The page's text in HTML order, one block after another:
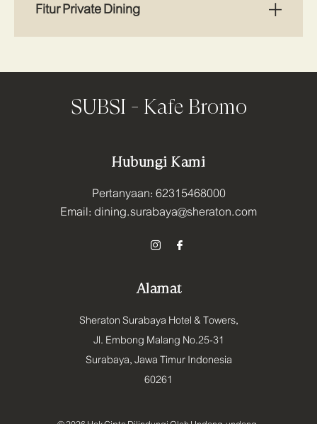
Fitur Private Dining
SUBSI - Kafe Bromo
Hubungi Kami
Pertanyaan: 62315468000
Email: dining.surabaya@sheraton.com
Alamat
Sheraton Surabaya Hotel & Towers,
Jl. Embong Malang No.25-31
Surabaya,Jawa Timur Indonesia
60261